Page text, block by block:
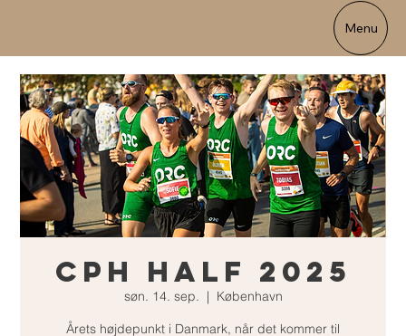
Menu
CPH half 2025
søn. 14. sep.
  |
København
Årets højdepunkt i Danmark, når det kommer til